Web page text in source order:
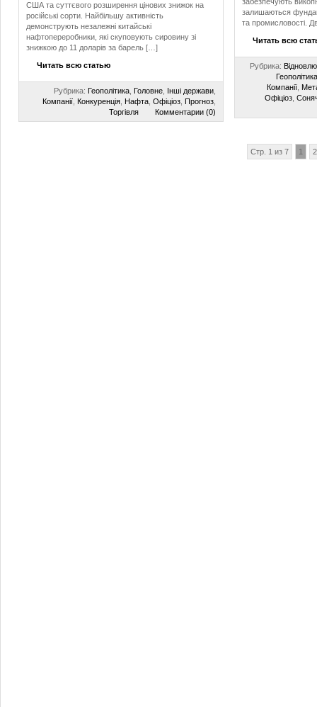
США та суттєвого розширення цінових знижок на
російські сорти. Найбільшу активність
демонструють незалежні китайські
нафтопереробники, які скуповують сировину зі
знижкою до 11 доларів за барель […]
Читать всю статью
Рубрика: Геополітика Головне Інші держави
Компанії Конкуренція Нафта Офіціоз Прогноз
Торгівля
Комментарии (0)
залишаються
та промисловості.
Читать всю
Рубрика:
Геополітика
Компанії
Офіціоз
Стр. 1 из 7 1 2